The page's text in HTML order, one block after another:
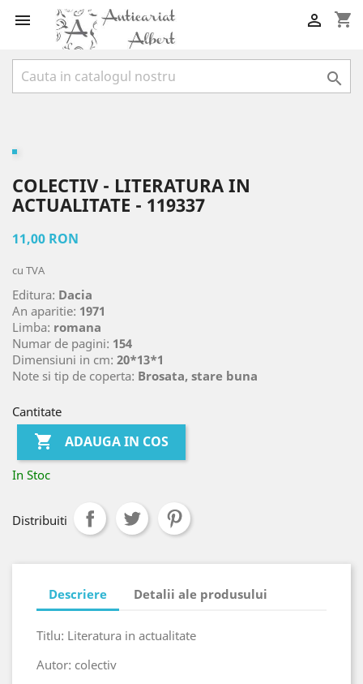
 shopping_cart


COLECTIV - LITERATURA IN
ACTUALITATE - 119337
11,00 RON
cu TVA
Editura: Dacia
An aparitie: 1971
Limba: romana
Numar de pagini: 154
Dimensiuni in cm: 20*13*1
Note si tip de coperta: Brosata, stare buna
Cantitate
 ADAUGA IN COS
In Stoc
Distribuiti
Descriere Detalii ale produsului
Titlu: Literatura in actualitate
Autor: colectiv